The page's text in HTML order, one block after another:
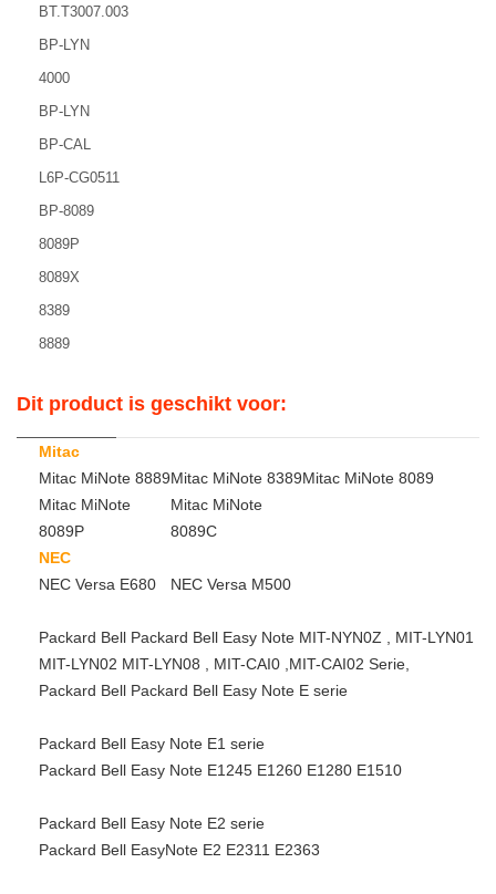
BT.T3007.003
BP-LYN
4000
BP-LYN
BP-CAL
L6P-CG0511
BP-8089
8089P
8089X
8389
8889
Dit product is geschikt voor:
Mitac
Mitac MiNote 8889Mitac MiNote 8389Mitac MiNote 8089
Mitac MiNote
8089P
Mitac MiNote
8089C
NEC
NEC Versa E680
NEC Versa M500
Packard Bell Packard Bell Easy Note MIT-NYN0Z , MIT-LYN01
MIT-LYN02 MIT-LYN08 , MIT-CAI0 ,MIT-CAI02 Serie,
Packard Bell Packard Bell Easy Note E serie
Packard Bell Easy Note E1 serie
Packard Bell Easy Note E1245 E1260 E1280 E1510
Packard Bell Easy Note E2 serie
Packard Bell EasyNote E2 E2311 E2363